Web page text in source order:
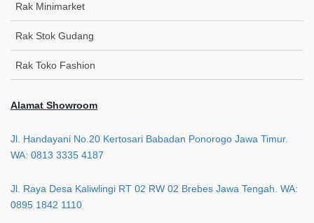
Rak Minimarket
Rak Stok Gudang
Rak Toko Fashion
Alamat Showroom
Jl. Handayani No.20 Kertosari Babadan Ponorogo Jawa Timur.
WA: 0813 3335 4187
Jl. Raya Desa Kaliwlingi RT 02 RW 02 Brebes Jawa Tengah. WA:
0895 1842 1110